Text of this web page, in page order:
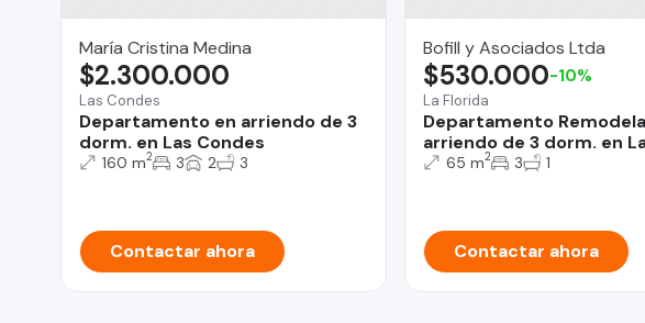
María Cristina Medina
Las Condes
Departamento en arriendo de 3
dorm. en Las Condes
$2.300.000
160 m2 3 2 3
Contactar ahora
Bofill y Asociados Ltda
La Florida
Departamento
arriendo de 3 dorm. en
$530.000-10%
65 m2 3 1
Contactar ahora